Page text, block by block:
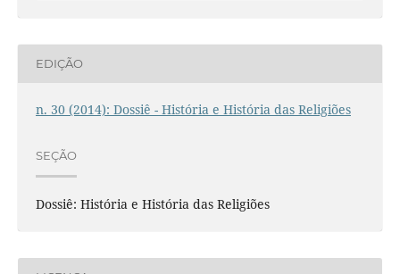
EDIÇÃO
n. 30 (2014): Dossiê - História e História das Religiões
SEÇÃO
Dossiê: História e História das Religiões